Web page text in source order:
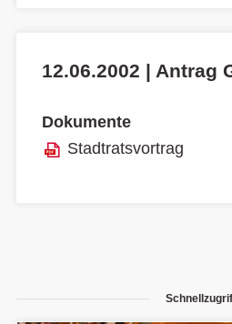
12.06.2002 | Antrag
Dokumente
Stadtratsvortrag